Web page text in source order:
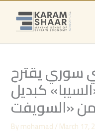
Skip
content
سوري يقترح
كبديل
Bymohamad/March 17,